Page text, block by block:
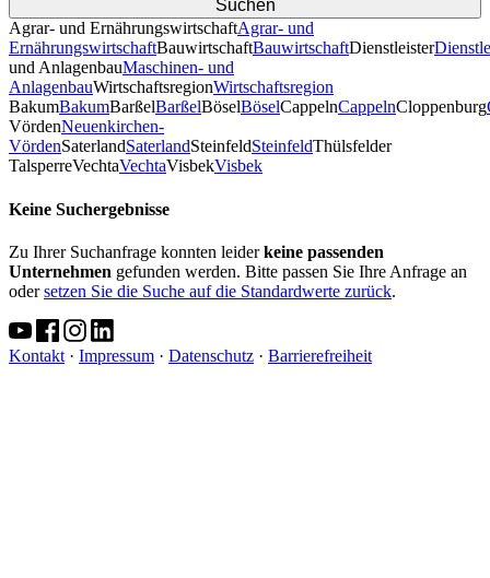
Agrar- und ErnährungswirtschaftAgrar- und
ErnährungswirtschaftBauwirtschaftBauwirtschaftDienstleister
und AnlagenbauMaschinen- und
AnlagenbauWirtschaftsregionWirtschaftsregion
BakumBakumBarßelBarßelBöselBöselCappelnCappelnCloppenburg
VördenNeuenkirchen-
VördenSaterlandSaterlandSteinfeldSteinfeldThülsfelder
TalsperreVechtaVechtaVisbekVisbek
Keine Suchergebnisse
Zu Ihrer Suchanfrage konnten leiderkeine passenden
Unternehmen gefunden werden. Bitte passen Sie Ihre Anfrage an
odersetzen Sie die Suche auf die Standardwerte zurück.
Kontakt · Impressum · Datenschutz · Barrierefreiheit